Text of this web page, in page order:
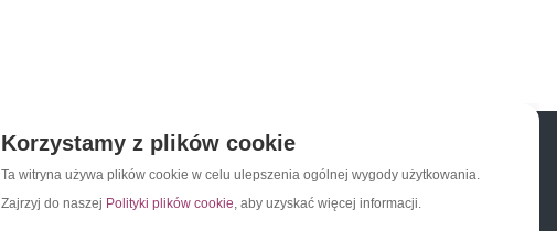
Korzystamy z plików cookie
Ta witryna używa plików cookie w celu ulepszenia ogólnej wygody użytkowania.
Zajrzyj do naszej Polityki plików cookie, aby uzyskać więcej informacji.